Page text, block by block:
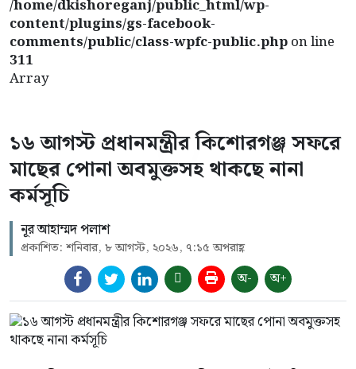
/home/dkishoreganj/public_html/wp-
content/plugins/gs-facebook-
comments/public/class-wpfc-public.phpon line
311
Array
১৬ আগস্ট প্রধানমন্ত্রীর কিশোরগঞ্জ সফরে
মাছের পোনা অবমুক্তসহ থাকছে নানা
কর্মসূচি
নূর আহাম্মদ পলাশ
প্রকাশিত: শনিবার, ৮ আগস্ট, ২০২৬, ৭:১৫ অপরাহ্ণ
অ- অ+